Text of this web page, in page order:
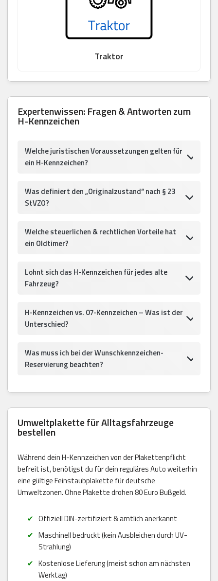
Traktor
Expertenwissen: Fragen & Antworten zum
H-Kennzeichen
Welche juristischen Voraussetzungen gelten für
ein H-Kennzeichen?
Was definiert den „Originalzustand“ nach § 23
StVZO?
Welche steuerlichen & rechtlichen Vorteile hat
ein Oldtimer?
Lohnt sich das H-Kennzeichen für jedes alte
Fahrzeug?
H-Kennzeichen vs. 07-Kennzeichen – Was ist der
Unterschied?
Was muss ich bei der Wunschkennzeichen-
Reservierung beachten?
Umweltplakette für Alltagsfahrzeuge
bestellen
Während dein H-Kennzeichen von der Plakettenpflicht
befreit ist, benötigst du für dein reguläres Auto weiterhin
eine gültige Feinstaubplakette für deutsche
Umweltzonen. Ohne Plakette drohen 80 Euro Bußgeld.
Offiziell DIN-zertifiziert & amtlich anerkannt
Maschinell bedruckt (kein Ausbleichen durch UV-
Strahlung)
Kostenlose Lieferung (meist schon am nächsten
Werktag)